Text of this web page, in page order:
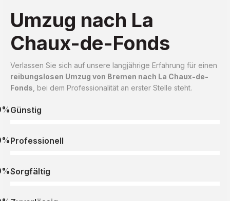
Umzug nach La
Chaux-de-Fonds
Verlassen Sie sich auf unsere langjährige Erfahrung für einen
reibungslosen Umzug von Bremen nach La Chaux-de-
Fonds , bei dem Professionalität an erster Stelle steht.
Günstig
Professionell
Sorgfältig